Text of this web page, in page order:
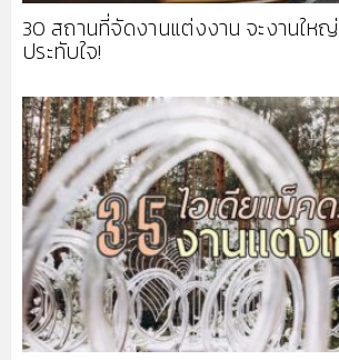
30 สถานที่จัดงานแต่งงาน จะงานให
ประทับใจ!